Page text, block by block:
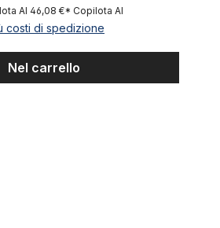
AI 46,08 €* Copilota AI
costi di spedizione
Nel carrello